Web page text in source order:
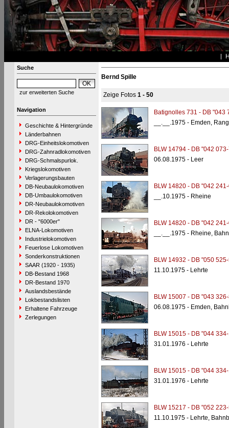
Suche
zur erweiterten Suche
Navigation
Geschichte & Hintergründe
Länderbahnen
DRG-Einheitslokomotiven
DRG-Zahnradlokomotiven
DRG-Schmalspurlok.
Kriegslokomotiven
Verlagerungsbauten
DB-Neubaulokomotiven
DB-Umbaulokomotiven
DR-Neubaulokomotiven
DR-Rekolokomotiven
DR - "6000er"
ELNA-Lokomotiven
Industrielokomotiven
Feuerlose Lokomotiven
Sonderkonstruktionen
SAAR (1920 - 1935)
DB-Bestand 1968
DR-Bestand 1970
Auslandsbestände
Lokbestandslisten
Erhaltene Fahrzeuge
Zerlegungen
Bernd Spille
Zeige Fotos 1 - 50
Batignolles 731 - DB "043
__.__.1975 - Emden,
BLW 14794 - DB "042
06.08.1975 - Leer
BLW 14820 - DB "042
__.10.1975 - Rheine
BLW 14820 - DB "042
__.__.1975 - Rheine,
BLW 14932 - DB "050
11.10.1975 - Lehrte
BLW 15007 - DB "043
06.08.1975 - Emden,
BLW 15015 - DB "044
31.01.1976 - Lehrte
BLW 15015 - DB "044
31.01.1976 - Lehrte
BLW 15217 - DB "052
11.10.1975 - Lehrte,